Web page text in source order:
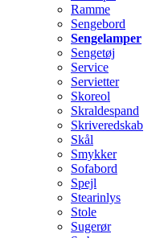
Ramme
Sengebord
Sengelamper
Sengetøj
Service
Servietter
Skoreol
Skraldespand
Skriveredskab
Skål
Smykker
Sofabord
Spejl
Stearinlys
Stole
Sugerør